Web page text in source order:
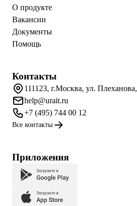
О продукте
Вакансии
Документы
Помощь
Контакты
111123, г.Москва, ул.
help@urait.ru
+7 (495) 744 00 12
Все контакты
Приложения